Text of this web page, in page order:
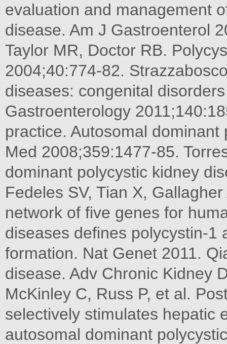
evaluation and management
disease. Am J Gastroenterol
Taylor MR, Doctor RB.
2004;40:774-82.
diseases: congenital
Gastroenterology
practice. Autosomal
Med 2008;359:1477-85.
dominant polycystic kidney
Fedeles SV, Tian X,
network of five genes for
diseases defines polycystin-1
formation. Nat Genet 2011.
disease. Adv Chronic Kidney
McKinley C, Russ P, et al.
selectively stimulates hepatic
autosomal dominant